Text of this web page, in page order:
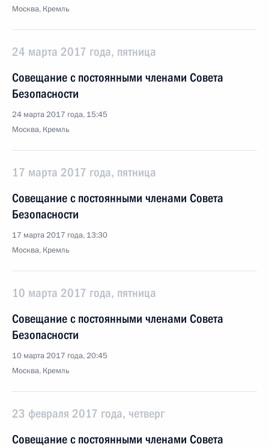
Москва, Кремль
24 марта 2017 года, пятница
Совещание с постоянными членами Совета
Безопасности
24 марта 2017 года, 15:45
Москва, Кремль
17 марта 2017 года, пятница
Совещание с постоянными членами Совета
Безопасности
17 марта 2017 года, 13:30
Москва, Кремль
10 марта 2017 года, пятница
Совещание с постоянными членами Совета
Безопасности
10 марта 2017 года, 20:45
Москва, Кремль
23 февраля 2017 года, четверг
Совещание с постоянными членами Совета